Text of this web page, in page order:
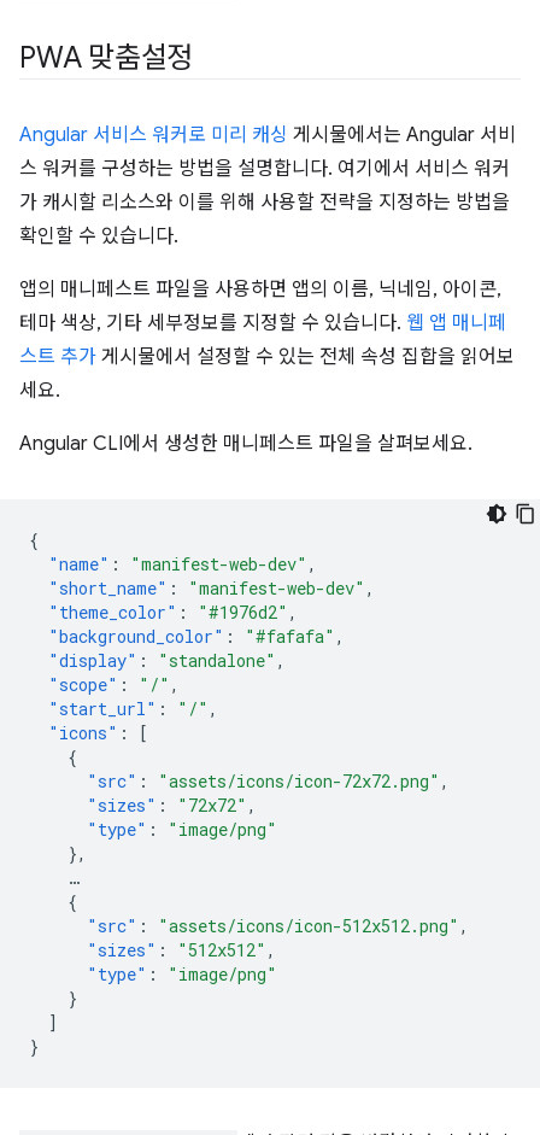
PWA 맞춤설정
Angular 서비스 워커로 미리 캐싱 게시물에서는 Angular 서비
스 워커를 구성하는 방법을 설명합니다. 여기에서 서비스 워커
가 캐시할 리소스와 이를 위해 사용할 전략을 지정하는 방법을
확인할 수 있습니다.
앱의 매니페스트 파일을 사용하면 앱의 이름, 닉네임, 아이콘,
테마 색상, 기타 세부정보를 지정할 수 있습니다. 웹 앱 매니페
스트 추가 게시물에서 설정할 수 있는 전체 속성 집합을 읽어보
세요.
Angular CLI에서 생성한 매니페스트 파일을 살펴보세요.
{
"name" : "manifest-web-dev" ,
"short_name" : "manifest-web-dev" ,
"theme_color" : "#1976d2" ,
"background_color" : "#fafafa" ,
"display" : "standalone" ,
"scope" : "/" ,
"start_url" : "/" ,
"icons" :
[
{
"src" : "assets/icons/icon-72x72.png" ,
"sizes" : "72x72" ,
"type" :
"image/png"
},
…
{
"src" : "assets/icons/icon-512x512.png" ,
"sizes" : "512x512" ,
"type" :
"image/png"
}
]
}